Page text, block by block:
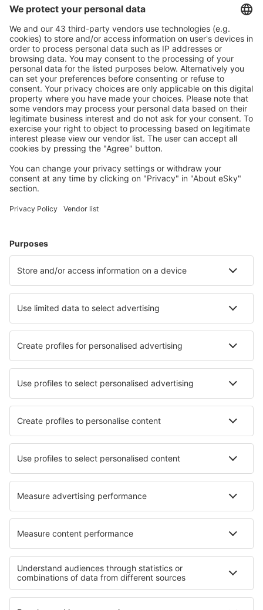
Descarga nuestra appy planifica
cómodamente tus viajes
Planifica tu viaje
Vuelos baratos
Escapadas
Vuelo+Hotel
Hoteles
Traslados
Atracciones
Eventos deportivos
Aprende más
Mejor Precio Garantizado
Aplicación móvil
Aerolíneas
Ryanair
Vueling
Iberia
Air Europa
Wizz Air
Sobre eSky
Términos y condiciones
Mis reservas
Política de privacidad
Asistencia y contacto